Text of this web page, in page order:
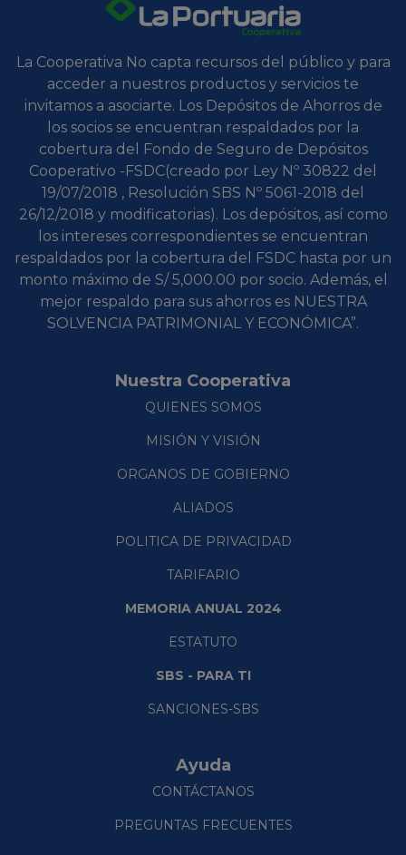
La Cooperativa No capta recursos del público y para
acceder a nuestros productos y servicios te
invitamos a asociarte. Los Depósitos de Ahorros de
los socios se encuentran respaldados por la
cobertura del Fondo de Seguro de Depósitos
Cooperativo -FSDC(creado por Ley Nº 30822 del
19/07/2018 , Resolución SBS Nº 5061-2018 del
26/12/2018 y modificatorias). Los depósitos, así como
los intereses correspondientes se encuentran
respaldados por la cobertura del FSDC hasta por un
monto máximo de S/ 5,000.00 por socio. Además, el
mejor respaldo para sus ahorros es NUESTRA
SOLVENCIA PATRIMONIAL Y ECONÓMICA”.
Nuestra Cooperativa
QUIENES SOMOS
MISIÓN Y VISIÓN
ORGANOS DE GOBIERNO
ALIADOS
POLITICA DE PRIVACIDAD
TARIFARIO
MEMORIA ANUAL 2024
ESTATUTO
SBS - PARA TI
SANCIONES-SBS
Ayuda
CONTÁCTANOS
PREGUNTAS FRECUENTES